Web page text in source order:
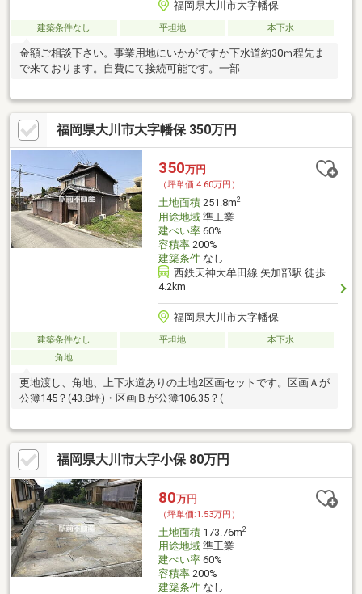
福岡県大川市大字幡保
建築条件なし 平坦地 本下水
金額ご相談下さい。事業用地にいかがですか下水道約30ｍ程先ま
で来ております。自費にて接続可能です。一部
福岡県大川市大字幡保 350万円
350万円
（坪単価:4.60万円）
土地面積251.8m2
用途地域準工業
建ぺい率60%
容積率200%
建築条件なし
西鉄天神大牟田線 矢加部駅 徒歩
4.2km
福岡県大川市大字幡保
建築条件なし 平坦地
本下水
角地
更地渡し、角地、上下水道ありの土地2区画セットです。区画Ａが
公簿145？(43.8坪)・区画Ｂが公簿106.35？(
福岡県大川市大字小保 80万円
80万円
（坪単価:1.53万円）
土地面積173.76m2
用途地域準工業
建ぺい率60%
容積率200%
建築条件なし